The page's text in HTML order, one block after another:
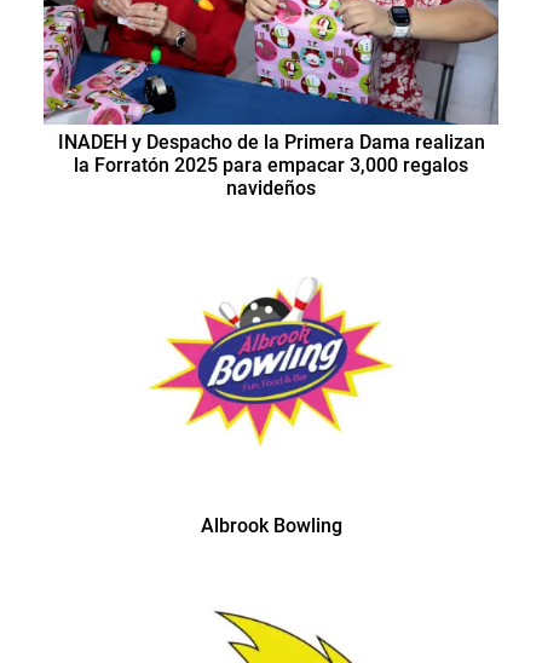
INADEH y Despacho de la Primera Dama realizan
la Forratón 2025 para empacar 3,000 regalos
navideños
Albrook Bowling